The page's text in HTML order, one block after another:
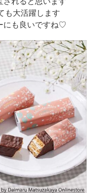
も大活躍します
にも良いですね♡